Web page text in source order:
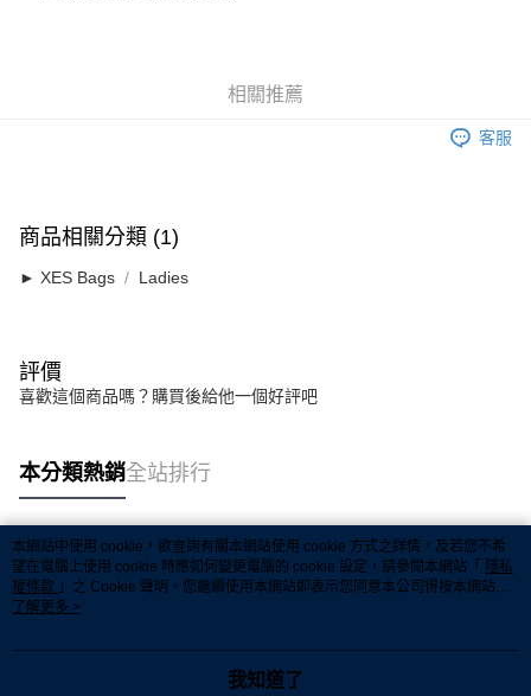
查看運費
宅配
相關推薦
客服
商品相關分類 (1)
► XES Bags Ladies
評價
喜歡這個商品嗎？購買後給他一個好評吧
本分類熱銷全站排行
熱門標籤
熱銷排行
本網站中使用 cookie，欲查詢有關本網站使用 cookie 方式之詳情，及若您不希
望在電腦上使用 cookie 時應如何變更電腦的 cookie 設定，請參閱本網站「 隱私
權條款 」之 Cookie 聲明。您繼續使用本網站即表示您同意本公司得按本網站使
用條款之 Cookie 聲明使用 cookie。
了解更多 >
我知道了